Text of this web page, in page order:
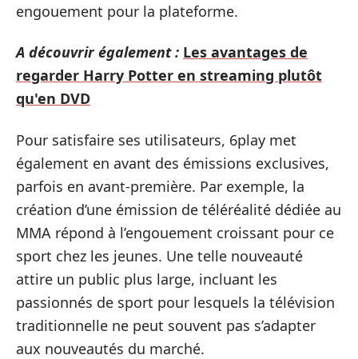
engouement pour la plateforme.
A découvrir également : Les avantages de
regarder Harry Potter en streaming plutôt
qu'en DVD
Pour satisfaire ses utilisateurs, 6play met
également en avant des émissions exclusives,
parfois en avant-première. Par exemple, la
création d’une émission de téléréalité dédiée au
MMA répond à l’engouement croissant pour ce
sport chez les jeunes. Une telle nouveauté
attire un public plus large, incluant les
passionnés de sport pour lesquels la télévision
traditionnelle ne peut souvent pas s’adapter
aux nouveautés du marché.